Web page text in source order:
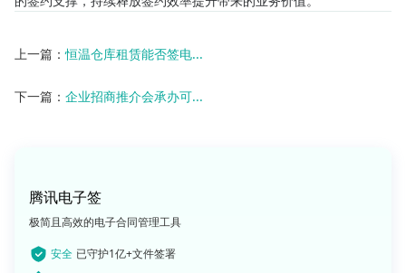
上一篇：恒温仓库租赁能否签电...
下一篇： 企业招商推介会承办可...
腾讯电子签
极简且高效的电子合同管理工具
安全 已守护1亿+文件签署